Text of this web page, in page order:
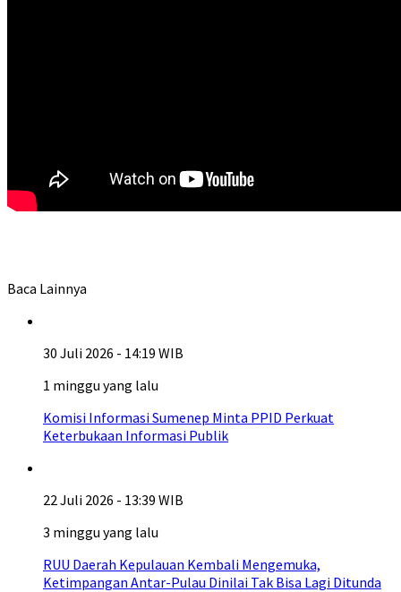
Baca Lainnya
30 Juli 2026 - 14:19 WIB
1 minggu yang lalu
Komisi Informasi Sumenep Minta PPID Perkuat
Keterbukaan Informasi Publik
22 Juli 2026 - 13:39 WIB
3 minggu yang lalu
RUU Daerah Kepulauan Kembali Mengemuka,
Ketimpangan Antar-Pulau Dinilai Tak Bisa Lagi Ditunda